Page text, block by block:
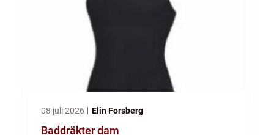
08 juli 2026 Elin Forsberg
Baddräkter dam